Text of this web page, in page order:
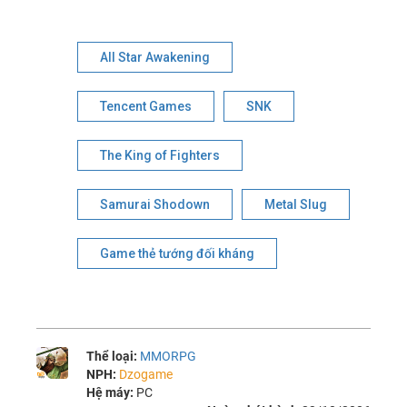
All Star Awakening
Tencent Games SNK
The King of Fighters
Samurai Shodown Metal Slug
Game thẻ tướng đối kháng
Thể loại: MMORPG
NPH: Dzogame
Hệ máy: PC